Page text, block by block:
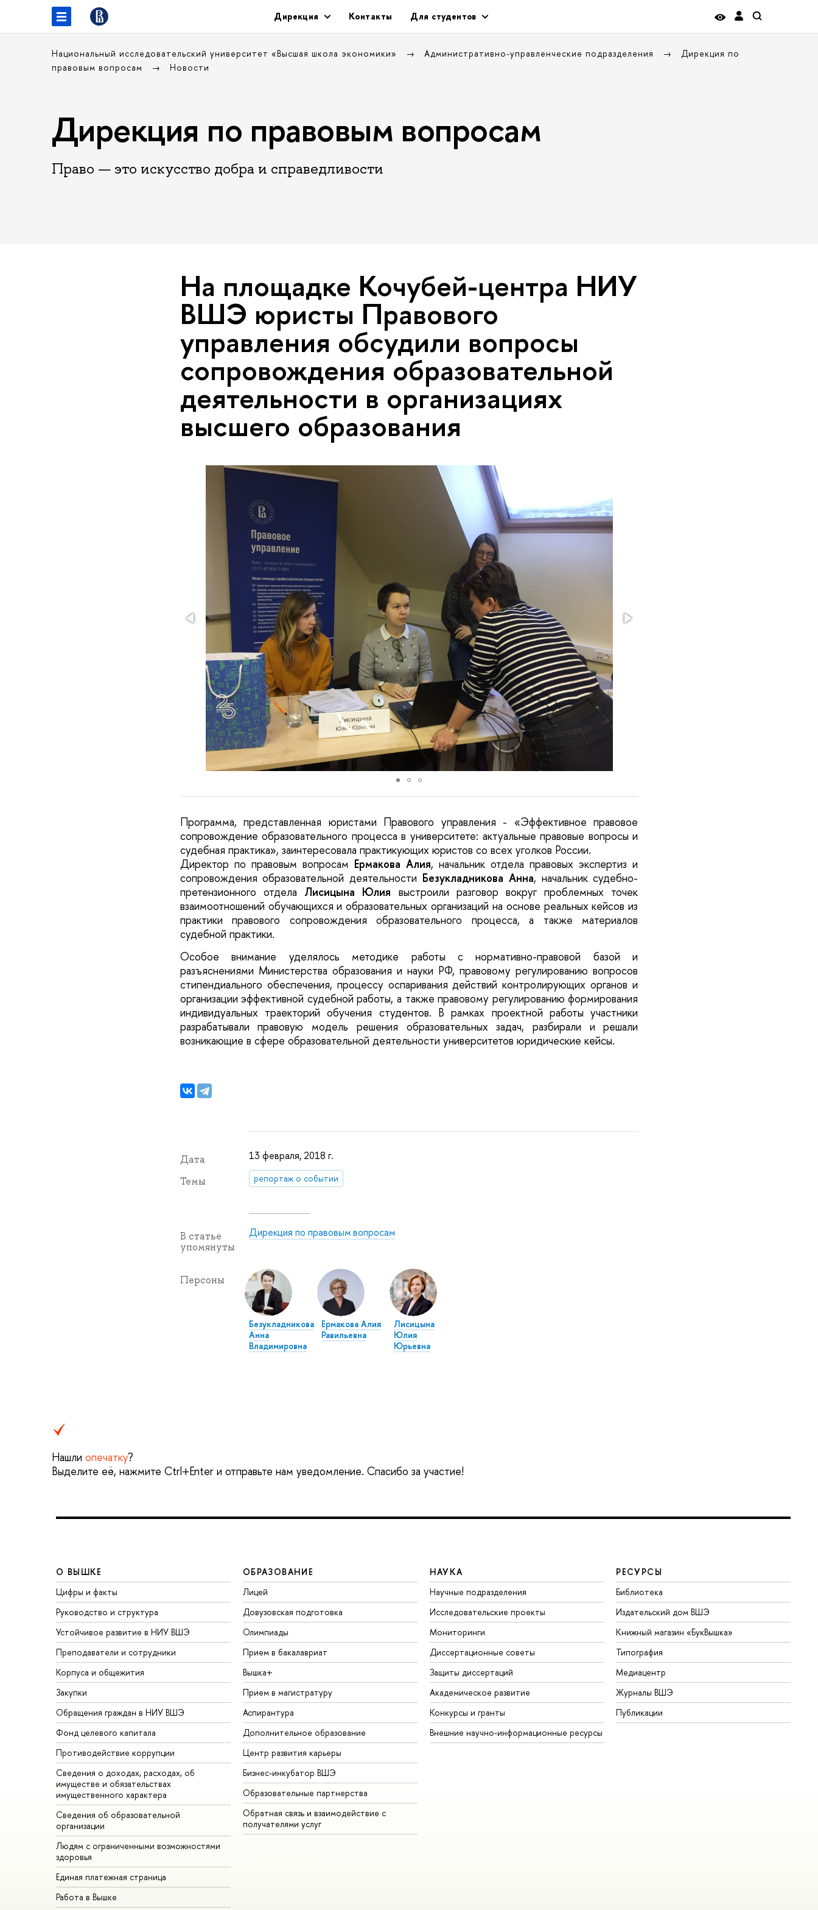
Дирекция Контакты Для студентов
Национальный исследовательский университет «Высшая школа экономики» Административно-управленческие подразделения
Дирекция по
правовым вопросам
Новости
Дирекция по правовым вопросам
Право — это искусство добра и справедливости
На площадке Кочубей-центра НИУ
ВШЭ юристы Правового
управления обсудили вопросы
сопровождения образовательной
деятельности в организациях
высшего образования
Программа, представленная юристами Правового управления - «Эффективное правовое
сопровождение образовательного процесса в университете: актуальные правовые вопросы и
судебная практика», заинтересовала практикующих юристов со всех уголков России.
Директор по правовым вопросам Ермакова Алия, начальник отдела правовых экспертиз и
сопровождения образовательной деятельности Безукладникова Анна, начальник судебно-
претензионного отдела Лисицына Юлия выстроили разговор вокруг проблемных точек
взаимоотношений обучающихся и образовательных организаций на основе реальных кейсов из
практики правового сопровождения образовательного процесса, а также материалов
судебной практики.
Особое внимание уделялось методике работы с нормативно-правовой базой и
разъяснениями Министерства образования и науки РФ, правовому регулированию вопросов
стипендиального обеспечения, процессу оспаривания действий контролирующих органов и
организации эффективной судебной работы, а также правовому регулированию формирования
индивидуальных траекторий обучения студентов. В рамках проектной работы участники
разрабатывали правовую модель решения образовательных задач, разбирали и решали
возникающие в сфере образовательной деятельности университетов юридические кейсы.
Дата 13 февраля, 2018 г.
Темы репортаж о событии
В статье
упомянуты
Дирекция по правовым вопросам
Персоны
Безукладникова
Анна
Владимировна
Ермакова Алия
Равильевна
Лисицына
Юлия
Юрьевна
Нашли опечатку?
Выделите её, нажмите Ctrl+Enter и отправьте нам уведомление. Спасибо за участие!
О ВЫШКЕ
Цифры и факты
Руководство и структура
Устойчивое развитие в НИУ ВШЭ
Преподаватели и сотрудники
Корпуса и общежития
Закупки
Обращения граждан в НИУ ВШЭ
Фонд целевого капитала
Противодействие коррупции
Сведения о доходах, расходах, об
имуществе и обязательствах
имущественного характера
Сведения об образовательной
организации
Людям с ограниченными возможностями
здоровья
Единая платежная страница
Работа в Вышке
ОБРАЗОВАНИЕ
Лицей
Довузовская подготовка
Олимпиады
Прием в бакалавриат
Вышка+
Прием в магистратуру
Аспирантура
Дополнительное образование
Центр развития карьеры
Бизнес-инкубатор ВШЭ
Образовательные партнерства
Обратная связь и взаимодействие с
получателями услуг
НАУКА
Научные подразделения
Исследовательские проекты
Мониторинги
Диссертационные советы
Защиты диссертаций
Академическое развитие
Конкурсы и гранты
Внешние научно-информационные ресурсы
РЕСУРСЫ
Библиотека
Издательский дом ВШЭ
Книжный магазин «БукВышка»
Типография
Медиацентр
Журналы ВШЭ
Публикации